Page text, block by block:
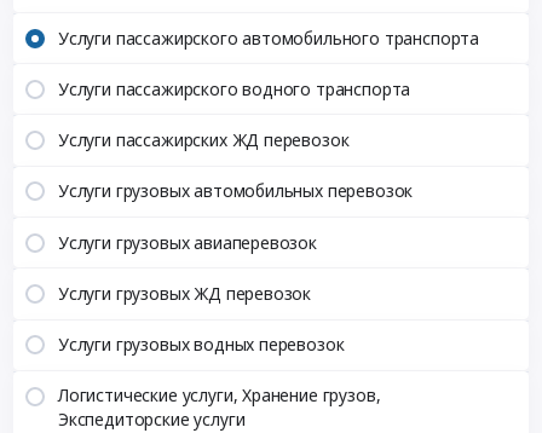
Услуги пассажирского автомобильного транспорта
Услуги пассажирского водного транспорта
Услуги пассажирских ЖД перевозок
Услуги грузовых автомобильных перевозок
Услуги грузовых авиаперевозок
Услуги грузовых ЖД перевозок
Услуги грузовых водных перевозок
Логистические услуги, Хранение грузов,
Экспедиторские услуги